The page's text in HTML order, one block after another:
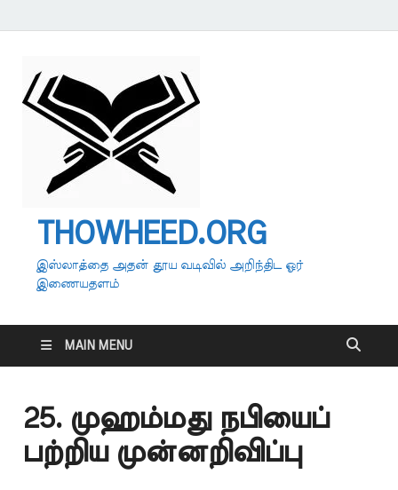
THOWHEED.ORG
இஸ்லாத்தை அதன் தூய வடிவில் அறிந்திட ஓர்
இணையதளம்
MAIN MENU
25. முஹம்மது நபியைப்
பற்றிய முன்னறிவிப்பு